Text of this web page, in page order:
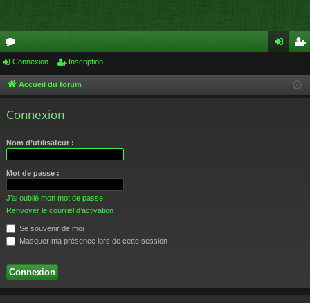
or
u cri
Connexion Inscription
Accueil du forum
Connexion
Nom d’utilisateur :
Mot de passe :
J’ai oublié mon mot de passe
Renvoyer le courriel d’activation
Se souvenir de moi
Masquer ma présence lors de cette session